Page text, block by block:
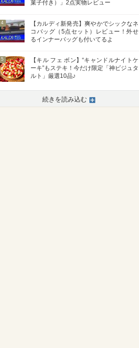
菓子付き）」2点実物レビュー
4
【カルディ新発売】爽やかでシックなネ
コバッグ（5点セット）レビュー！外せ
るインナーバッグも付いてるよ
5
【キル フェ ボン】“キャンドルナイトケ
ーキ”もステキ！今だけ限定「神ビジュタ
ルト」厳選10品♪
続きを読み込む